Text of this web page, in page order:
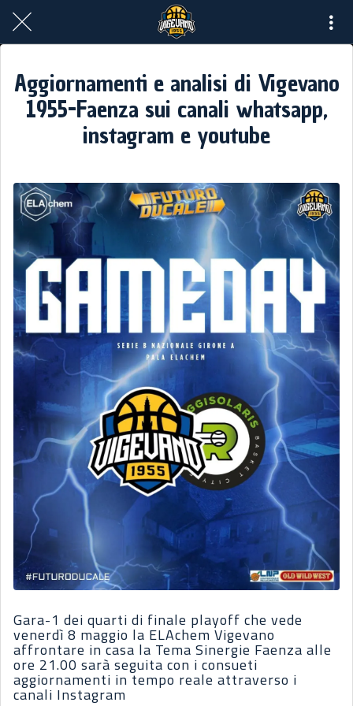
Aggiornamenti e analisi di Vigevano
1955-Faenza sui canali whatsapp,
instagram e youtube
Gara-1 dei quarti di finale playoff che vede
venerdì 8 maggio la ELAchem Vigevano
affrontare in casa la Tema Sinergie Faenza alle
ore 21.00 sarà seguita con i consueti
aggiornamenti in tempo reale attraverso i
canali Instagram